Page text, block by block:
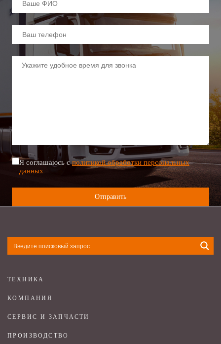
Я соглашаюсь сполитикой обработки персональных
данных
ТЕХНИКА
КОМПАНИЯ
СЕРВИС И ЗАПЧАСТИ
ПРОИЗВОДСТВО